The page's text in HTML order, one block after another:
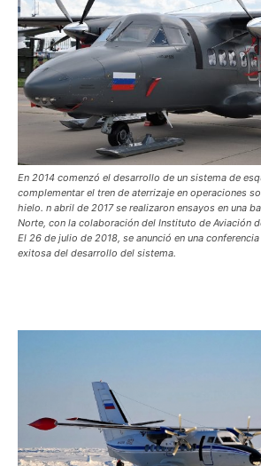
En 2014 comenzó el desarrollo de un sistema de
complementar el tren de aterrizaje en operaciones
hielo. n abril de 2017 se realizaron ensayos en una
Norte, con la colaboración del Instituto de Aviación
El 26 de julio de 2018, se anunció en una
exitosa del desarrollo del sistema.